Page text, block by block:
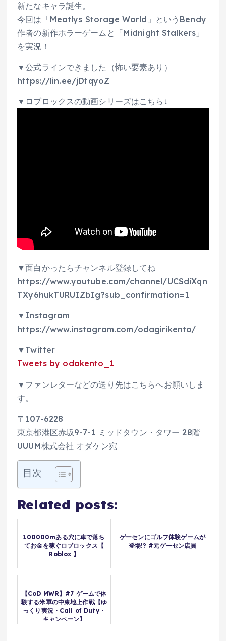
新たなキャラ誕生。
今回は「Meatlys Storage World」というBendy
作者の新作ホラーゲームと「Midnight Stalkers」
を実況！
▼公式ラインできました（怖い要素あり）
https://lin.ee/jDtqyoZ
▼ロブロックスの動画シリーズはこちら↓
▼面白かったらチャンネル登録してね
https://www.youtube.com/channel/UCSdiXqn
TXy6hukTURUIZbIg?sub_confirmation=1
▼Instagram
https://www.instagram.com/odagirikento/
▼Twitter
Tweets by odakento_1
▼ファンレターなどの送り先はこちらへお願いしま
す。
〒107-6228
東京都港区赤坂9-7-1 ミッドタウン・タワー 28階
UUUM株式会社 オダケン宛
目次
Related posts:
100000mある穴に車で落ち
てお金を稼ぐロブロックス【
Roblox 】
ゲーセンにゴルフ体験ゲームが
登場!? #元ゲーセン店員
【CoD MWR】#7 ゲームで体
験する米軍の中東地上作戦【ゆ
っくり実況・Call of Duty・
キャンペーン】